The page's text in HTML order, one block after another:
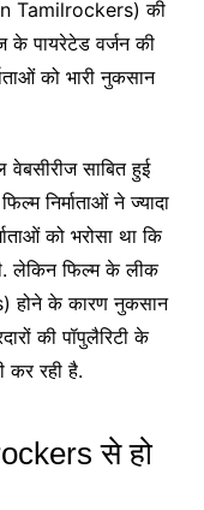
Tamilrockers) की
के पायरेटेड वर्जन की
को भारी नुकसान
साबित हुई
निर्माताओं ने ज्यादा
को भरोसा था कि
लेकिन फिल्म के लीक
होने के कारण नुकसान
की पॉपुलैरिटी के
कर रही है.
से हो